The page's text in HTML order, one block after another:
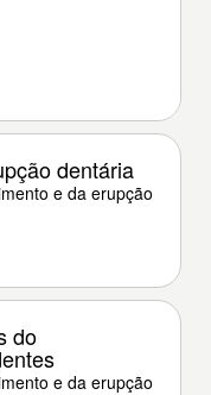
dentária
e da erupção
do
e da erupção